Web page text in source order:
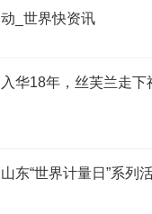
动_世界快资讯
入华18年，丝芙兰走下
山东“世界计量日”系列